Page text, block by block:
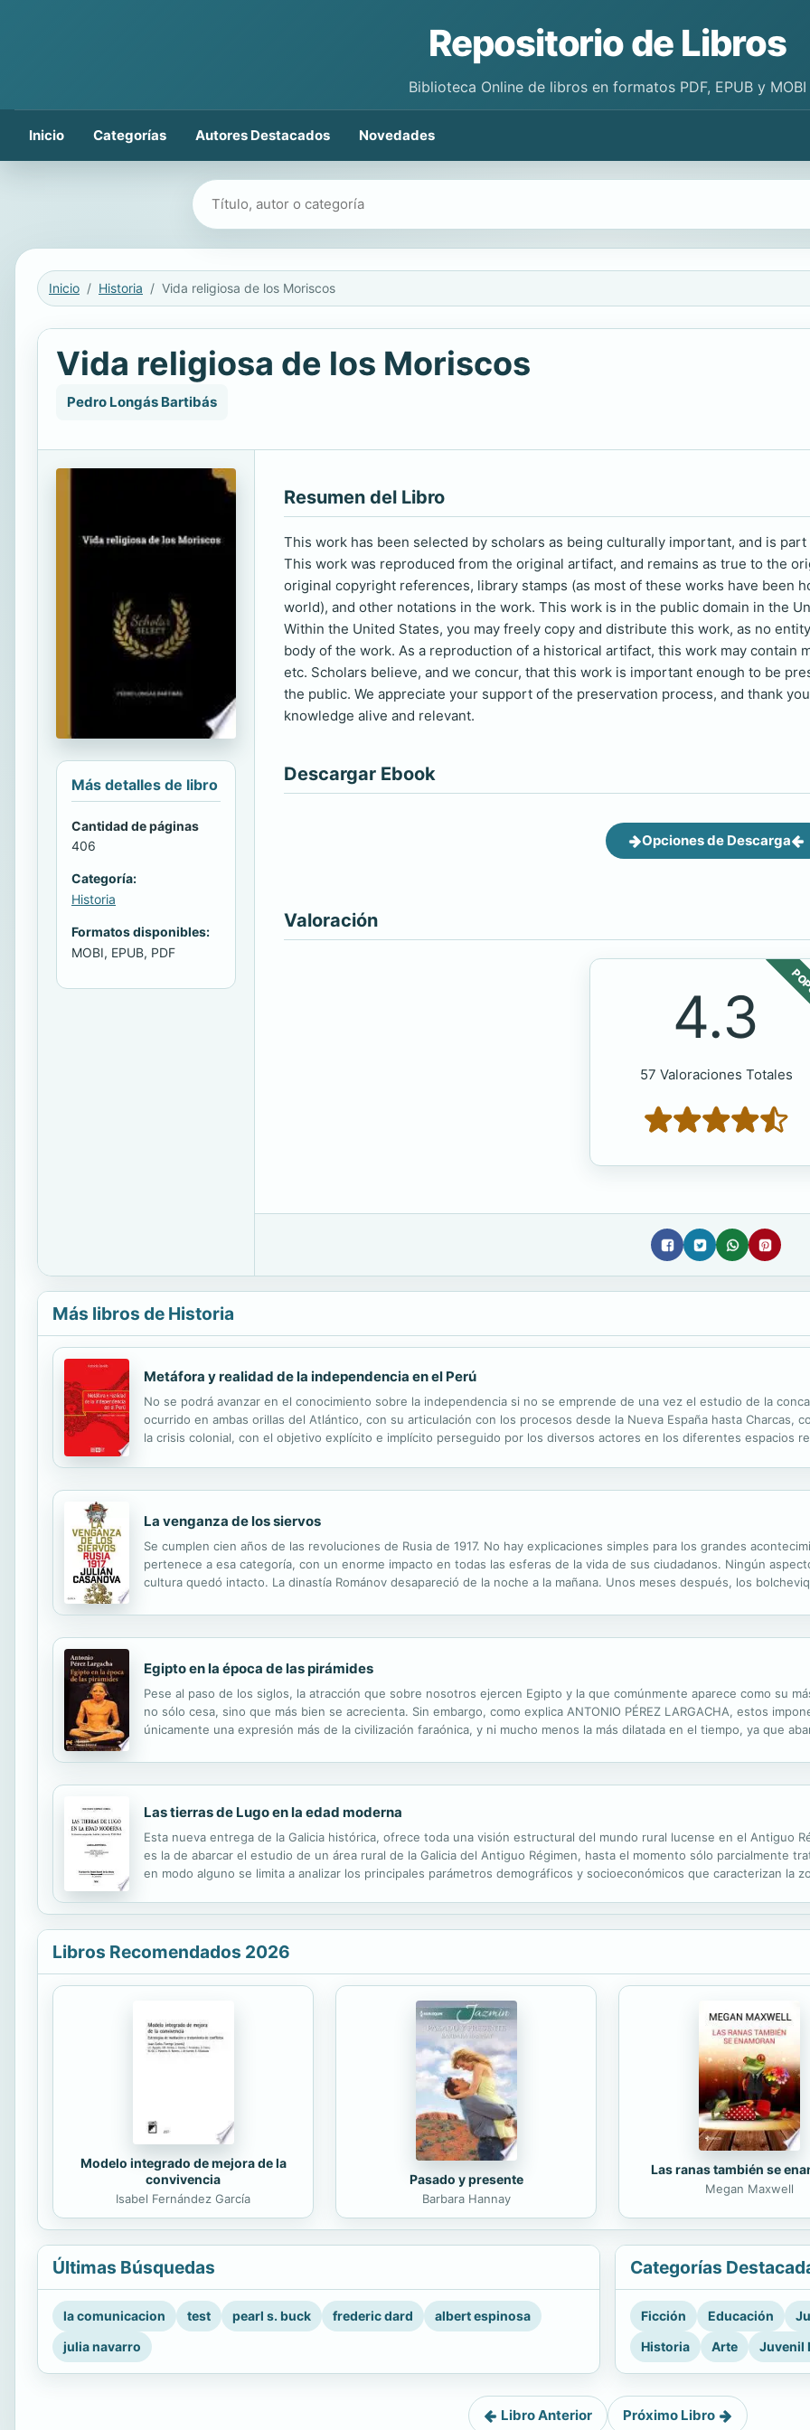
Repositorio de Libros
Biblioteca Online de libros en formatos PDF, EPUB y MOBI
Inicio Categorías Autores Destacados Novedades
Buscar libros
Inicio Historia Vida religiosa de los Moriscos
Vida religiosa de los Moriscos
Pedro Longás Bartibás
Más detalles de libro
Cantidad de páginas
406
Categoría:
Historia
Formatos disponibles:
MOBI, EPUB, PDF
Resumen del Libro
This work has been selected by scholars as being culturally important, and is
This work was reproduced from the original artifact, and remains as true to the
original copyright references, library stamps (as most of these works have been
world), and other notations in the work. This work is in the public domain in the
Within the United States, you may freely copy and distribute this work, as no
body of the work. As a reproduction of a historical artifact, this work may contain
etc. Scholars believe, and we concur, that this work is important enough to be
the public. We appreciate your support of the preservation process, and thank
knowledge alive and relevant.
Descargar Ebook
Opciones de Descarga
Valoración
4.3
57 Valoraciones Totales
Más libros de Historia
Metáfora y realidad de la independencia en el Perú
No se podrá avanzar en el conocimiento sobre la independencia si no se emprende de una vez el estudio de la
ocurrido en ambas orillas del Atlántico, con su articulación con los procesos desde la Nueva España hasta Charcas,
la crisis colonial, con el objetivo explícito e implícito perseguido por los diversos actores en los diferentes espacios
La venganza de los siervos
Se cumplen cien años de las revoluciones de Rusia de 1917. No hay explicaciones simples para los grandes
pertenece a esa categoría, con un enorme impacto en todas las esferas de la vida de sus ciudadanos. Ningún
cultura quedó intacto. La dinastía Románov desapareció de la noche a la mañana. Unos meses después, los
Egipto en la época de las pirámides
Pese al paso de los siglos, la atracción que sobre nosotros ejercen Egipto y la que comúnmente aparece como su
no sólo cesa, sino que más bien se acrecienta. Sin embargo, como explica ANTONIO PÉREZ LARGACHA, estos
únicamente una expresión más de la civilización faraónica, y ni mucho menos la más dilatada en el tiempo, ya que
Las tierras de Lugo en la edad moderna
Esta nueva entrega de la Galicia histórica, ofrece toda una visión estructural del mundo rural lucense en el Antiguo
es la de abarcar el estudio de un área rural de la Galicia del Antiguo Régimen, hasta el momento sólo parcialmente
en modo alguno se limita a analizar los principales parámetros demográficos y socioeconómicos que caracterizan la
Libros Recomendados 2026
Modelo integrado de mejora de la
convivencia
Isabel Fernández García
Pasado y presente
Barbara Hannay
Las ranas también se
Megan Maxwell
Últimas Búsquedas
la comunicacion test pearl s. buck frederic dard
albert espinosa
julia navarro
Categorías
Ficción Educación
Historia
Arte Juvenil
Libro Anterior Próximo Libro